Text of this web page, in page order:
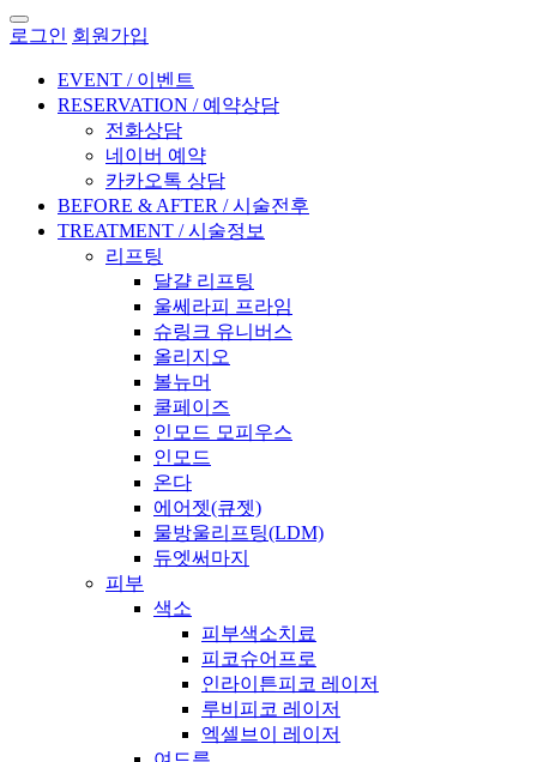
로그인 회원가입
EVENT / 이벤트
RESERVATION / 예약상담
전화상담
네이버 예약
카카오톡 상담
BEFORE & AFTER / 시술전후
TREATMENT / 시술정보
리프팅
달걀 리프팅
울쎄라피 프라임
슈링크 유니버스
올리지오
볼뉴머
쿨페이즈
인모드 모피우스
인모드
온다
에어젯(큐젯)
물방울리프팅(LDM)
듀엣써마지
피부
색소
피부색소치료
피코슈어프로
인라이튼피코 레이저
루비피코 레이저
엑셀브이 레이저